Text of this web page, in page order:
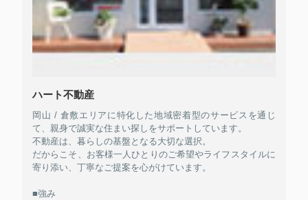
ハート不動産
岡山 / 倉敷エリアに特化した地域密着型のサービスを通じ
て、親身で誠実な住まい探しをサポートしています。
不動産は、暮らしの基盤となる大切な選択。
だからこそ、お客様一人ひとりのご希望やライフスタイルに
寄り添い、丁寧なご提案を心がけています。
■強み